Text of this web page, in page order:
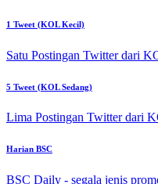
1 Tweet (KOL Kecil)
Satu Postingan Twitter dari
5 Tweet (KOL Sedang)
Lima Postingan Twitter dari
Harian BSC
BSC Daily - segala jenis